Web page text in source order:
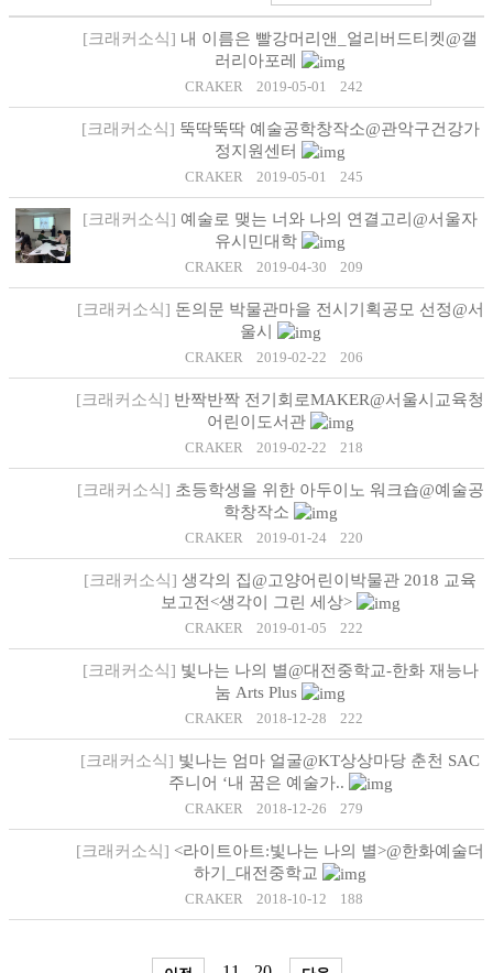
[크래커소식] 내 이름은 빨강머리앤_얼리버드티켓@갤
러리아포레
CRAKER 2019-05-01 242
[크래커소식] 뚝딱뚝딱 예술공학창작소@관악구건강가
정지원센터
CRAKER 2019-05-01 245
[크래커소식] 예술로 맺는 너와 나의 연결고리@서울자
유시민대학
CRAKER 2019-04-30 209
[크래커소식] 돈의문 박물관마을 전시기획공모 선정@서
울시
CRAKER 2019-02-22 206
[크래커소식] 반짝반짝 전기회로MAKER@서울시교육청
어린이도서관
CRAKER 2019-02-22 218
[크래커소식] 초등학생을 위한 아두이노 워크숍@예술공
학창작소
CRAKER 2019-01-24 220
[크래커소식] 생각의 집@고양어린이박물관 2018 교육
보고전<생각이 그린 세상>
CRAKER 2019-01-05 222
[크래커소식] 빛나는 나의 별@대전중학교-한화 재능나
눔 Arts Plus
CRAKER 2018-12-28 222
[크래커소식] 빛나는 엄마 얼굴@KT상상마당 춘천 SAC
주니어 ‘내 꿈은 예술가..
CRAKER 2018-12-26 279
[크래커소식] <라이트아트:빛나는 나의 별>@한화예술더
하기_대전중학교
CRAKER 2018-10-12 188